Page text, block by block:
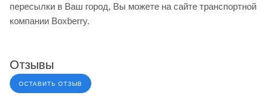
пересылки в Ваш город, Вы можете на сайте транспортной
компании Boxberry.
Отзывы
ОСТАВИТЬ ОТЗЫВ